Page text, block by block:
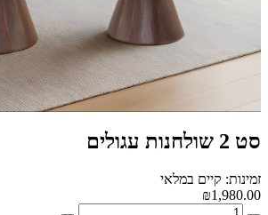
סט 2 שולחנות עגולים
זמינות: קיים במלאי
₪1,980.00